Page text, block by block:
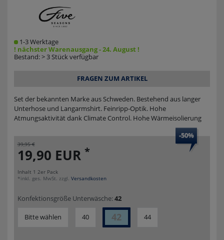
1-3 Werktage
! nächster Warenausgang - 24. August !
Bestand: > 3 Stück verfügbar
FRAGEN ZUM ARTIKEL
Set der bekannten Marke aus Schweden. Bestehend aus langer
Unterhose und Langarmshirt. Feinripp-Optik. Hohe
Atmungsaktivität dank Climate Control. Hohe Wärmeisolierung
-50%
39,95 €
19,90 EUR *
Inhalt 1 2er Pack
*inkl. ges. MwSt. zzgl. Versandkosten
Konfektionsgröße Unterwäsche:42
Bitte wählen 40 42 44